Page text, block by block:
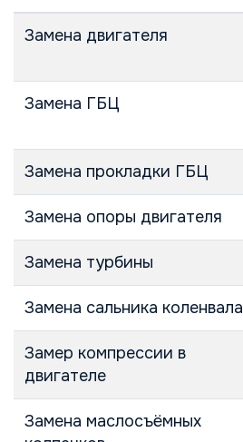
Замена двигателя
Замена ГБЦ
Замена прокладки ГБЦ
Замена опоры двигателя
Замена турбины
Замена сальника коленвала
Замер компрессии в
двигателе
Замена маслосъёмных